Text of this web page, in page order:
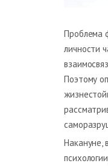
Проблема
личности
Поэтому
Накануне,